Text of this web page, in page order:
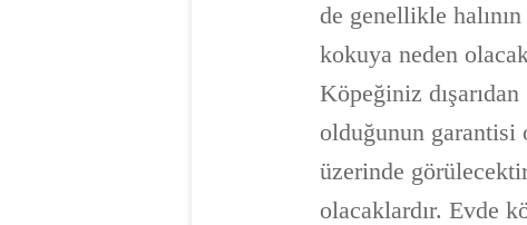
de genellikle
kokuya neden
Köpeğiniz
olduğunun garantisi
üzerinde
olacaklardır. Evde